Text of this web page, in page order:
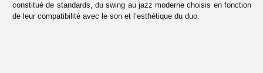
constitué de standards, du swing au jazz moderne choisis en fonction
de leur compatibilité avec le son et l’esthétique du duo.